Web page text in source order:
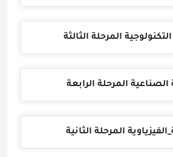
المرحلة الثالثة
الصناعية المرحلة الرابعة
المرحلة الثانية